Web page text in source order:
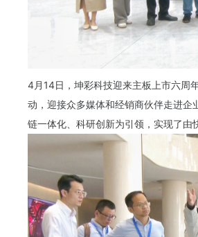
4月14日，坤彩科技迎来主板上市六周
动，迎接众多媒体和经销商伙伴走进
链一体化、科研创新为引领，实现了